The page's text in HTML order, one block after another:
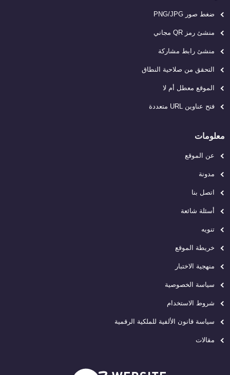
ضغط صور PNG/JPG
منشئ رمز QR مجاني
منشئ رابط مشاركة
التحقق من صلاحية النطاق
الموقع معطل أم لا
فتح عناوين URL متعددة
معلومات
عن الموقع
مدونة
اتصل بنا
أسئلة شائعة
تنويه
خريطة الموقع
منهجية الاختبار
سياسة الخصوصية
شروط الاستخدام
سياسة قانون الألفية للملكية الرقمية
مقالات